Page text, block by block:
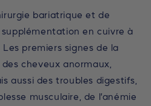
bariatrique et de
en cuivre à
premiers signes de la
cheveux anormaux,
aussi des troubles digestifs,
musculaire, de l’anémie